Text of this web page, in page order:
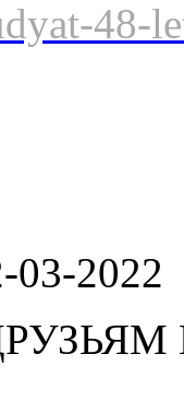
48-
03-2022